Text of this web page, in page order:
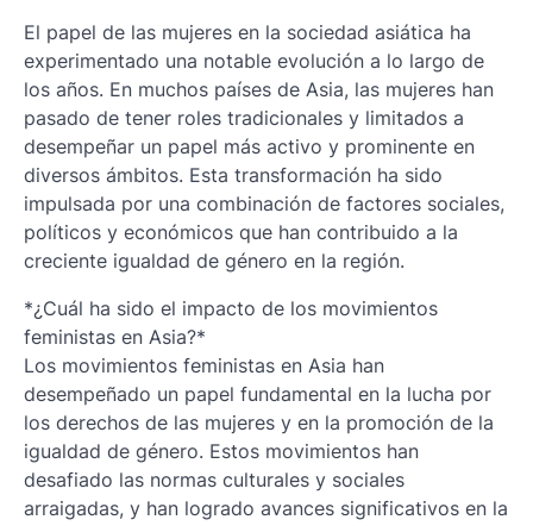
El papel de las mujeres en la sociedad asiática ha
experimentado una notable evolución a lo largo de
los años. En muchos países de Asia, las mujeres han
pasado de tener roles tradicionales y limitados a
desempeñar un papel más activo y prominente en
diversos ámbitos. Esta transformación ha sido
impulsada por una combinación de factores sociales,
políticos y económicos que han contribuido a la
creciente igualdad de género en la región.
*¿Cuál ha sido el impacto de los movimientos
feministas en Asia?*
Los movimientos feministas en Asia han
desempeñado un papel fundamental en la lucha por
los derechos de las mujeres y en la promoción de la
igualdad de género. Estos movimientos han
desafiado las normas culturales y sociales
arraigadas, y han logrado avances significativos en la